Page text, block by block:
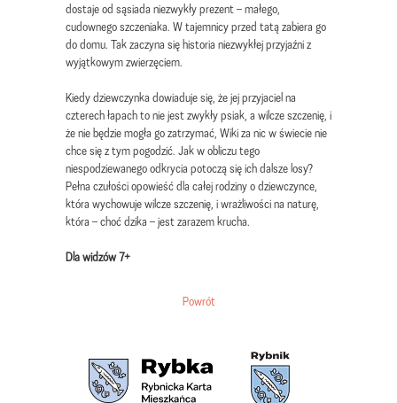
dostaje od sąsiada niezwykły prezent – małego,
cudownego szczeniaka. W tajemnicy przed tatą zabiera go
do domu. Tak zaczyna się historia niezwykłej przyjaźni z
wyjątkowym zwierzęciem.
Kiedy dziewczynka dowiaduje się, że jej przyjaciel na
czterech łapach to nie jest zwykły psiak, a wilcze szczenię, i
że nie będzie mogła go zatrzymać, Wiki za nic w świecie nie
chce się z tym pogodzić. Jak w obliczu tego
niespodziewanego odkrycia potoczą się ich dalsze losy?
Pełna czułości opowieść dla całej rodziny o dziewczynce,
która wychowuje wilcze szczenię, i wrażliwości na naturę,
która – choć dzika – jest zarazem krucha.
Dla widzów 7+
Powrót